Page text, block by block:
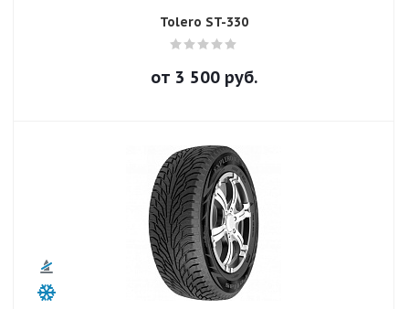
Tolero ST-330
от 3 500руб.